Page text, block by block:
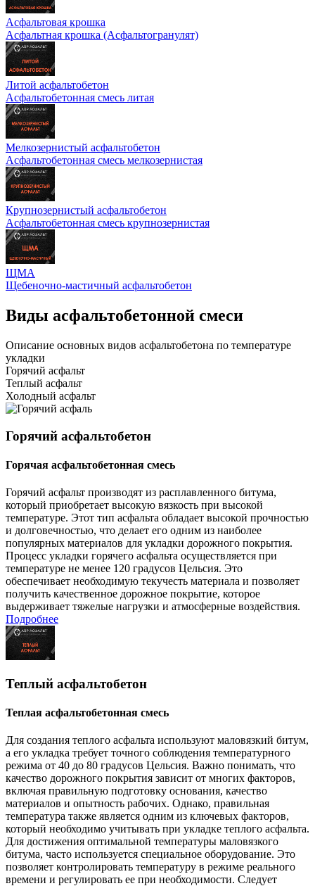
Асфальтовая крошка
Асфальтная крошка (Асфальтогранулят)
Литой асфальтобетон
Асфальтобетонная смесь литая
Мелкозернистый асфальтобетон
Асфальтобетонная смесь мелкозернистая
Крупнозернистый асфальтобетон
Асфальтобетонная смесь крупнозернистая
ЩМА
Щебеночно-мастичный асфальтобетон
Виды асфальтобетонной смеси
Описание основных видов асфальтобетона по температуре
укладки
Горячий асфальт
Теплый асфальт
Холодный асфальт
Горячий асфальтобетон
Горячая асфальтобетонная смесь
Горячий асфальт производят из расплавленного битума,
который приобретает высокую вязкость при высокой
температуре. Этот тип асфальта обладает высокой прочностью
и долговечностью, что делает его одним из наиболее
популярных материалов для укладки дорожного покрытия.
Процесс укладки горячего асфальта осуществляется при
температуре не менее 120 градусов Цельсия. Это
обеспечивает необходимую текучесть материала и позволяет
получить качественное дорожное покрытие, которое
выдерживает тяжелые нагрузки и атмосферные воздействия.
Подробнее
Теплый асфальтобетон
Теплая асфальтобетонная смесь
Для создания теплого асфальта используют маловязкий битум,
а его укладка требует точного соблюдения температурного
режима от 40 до 80 градусов Цельсия. Важно понимать, что
качество дорожного покрытия зависит от многих факторов,
включая правильную подготовку основания, качество
материалов и опытность рабочих. Однако, правильная
температура также является одним из ключевых факторов,
который необходимо учитывать при укладке теплого асфальта.
Для достижения оптимальной температуры маловязкого
битума, часто используется специальное оборудование. Это
позволяет контролировать температуру в режиме реального
времени и регулировать ее при необходимости. Следует